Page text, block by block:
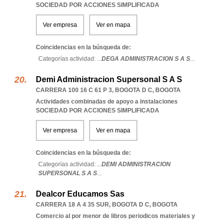
SOCIEDAD POR ACCIONES SIMPLIFICADA
Ver empresa Ver en mapa
Coincidencias en la búsqueda de:
Categorías actividad: ...DEGA ADMINISTRACION S A S...
Demi Administracion Supersonal S A S
CARRERA 100 16 C 61 P 3, BOGOTA D C, BOGOTA
Actividades combinadas de apoyo a instalaciones
SOCIEDAD POR ACCIONES SIMPLIFICADA
Ver empresa Ver en mapa
Coincidencias en la búsqueda de:
Categorías actividad: ...DEMI ADMINISTRACION
SUPERSONAL S A S...
Dealcor Educamos Sas
CARRERA 18 A 4 35 SUR, BOGOTA D C, BOGOTA
Comercio al por menor de libros periodicos materiales y